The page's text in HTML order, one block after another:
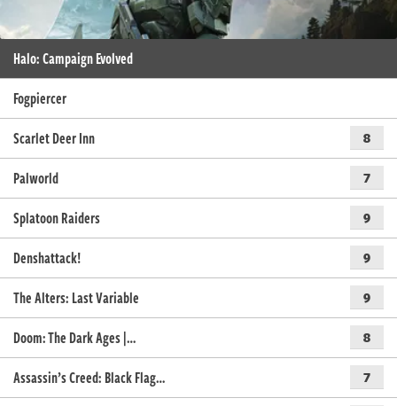
Halo: Campaign Evolved
Fogpiercer
Scarlet Deer Inn
8
Palworld 7
Splatoon Raiders 9
Denshattack! 9
The Alters: Last Variable 9
Doom: The Dark Ages |… 8
Assassin’s Creed: Black Flag… 7